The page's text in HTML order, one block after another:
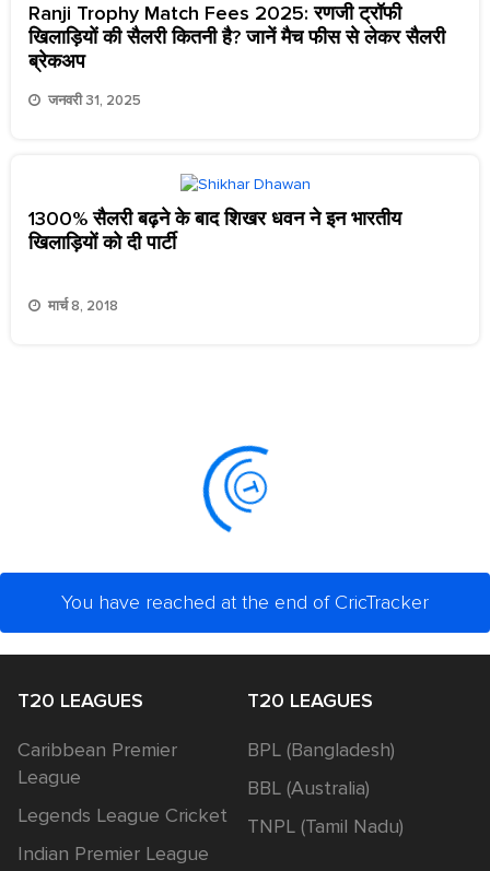
Ranji Trophy Match Fees 2025: रणजी ट्रॉफी
खिलाड़ियों की सैलरी कितनी है? जानें मैच फीस से लेकर सैलरी
ब्रेकअप
जनवरी 31, 2025
1300% सैलरी बढ़ने के बाद शिखर धवन ने इन भारतीय
खिलाड़ियों को दी पार्टी
मार्च 8, 2018
You have reached at the end of CricTracker
T20 LEAGUES
Caribbean Premier
League
Legends League Cricket
Indian Premier League
T20 LEAGUES
BPL (Bangladesh)
BBL (Australia)
TNPL (Tamil Nadu)